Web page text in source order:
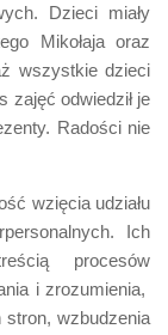
Dzieci miały
Mikołaja oraz
wszystkie dzieci
zajęć odwiedził je
Radości nie
wzięcia udziału
Ich
procesów
i zrozumienia,
wzbudzenia